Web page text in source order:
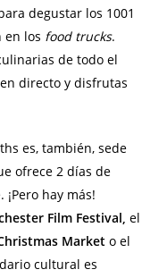
degustar los 1001
en los food trucks.
de todo el
directo y disfrutas
es, también, sede
ofrece 2 días de
hay más!
Film Festival, el
Market o el
cultural es